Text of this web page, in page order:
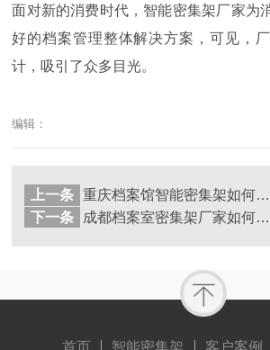
面对新的消费时代，智能密集架厂家为
好的档案管理整体解决方案，可见，
计，吸引了众多目光。
编辑：
上一条
重庆档案馆智能密集架如何帮助档案馆提升治理体系和治理能力？
下一条
成都档案室密集架厂家如何在不断变化的市场环境中保持优势？
首页 智能密集架 客户案例